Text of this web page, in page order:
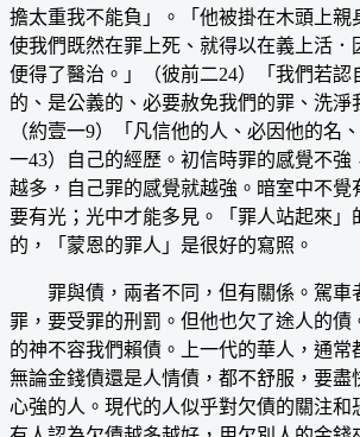
擔太重我不能負」。「他被掛在木頭上親
使我們既然在罪上死、就得以在義上活．
便得了醫治。」（彼前二24）「我們若認
的、是公義的、必要赦免我們的罪、洗淨
（約壹一9）「凡信他的人、必因他的名
一43）自己的經歷。初信時罪的感覺不強
越多，自己罪的感覺就越強。暗室中不覺
要有光；光中才能多見。「罪人站起來」
的，「蒙恩的罪人」是很好的寫照。
罪與債，兩者不同，但有關係。駕車
罪，要受罪的刑罰。但他也欠了途人的債
的神不容我們賴債。上一代的華人，通常
無論金錢債還是人情債，都不舒服，要盡
心強的人。現代的人似乎對欠債的關注和